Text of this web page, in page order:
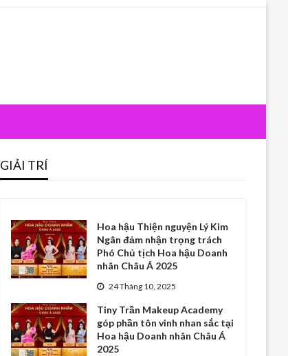
GIẢI TRÍ
Hoa hậu Thiện nguyện Lý Kim
Ngân đảm nhận trọng trách
Phó Chủ tịch Hoa hậu Doanh
nhân Châu Á 2025
24 Tháng 10, 2025
Tiny Trần Makeup Academy
góp phần tôn vinh nhan sắc tại
Hoa hậu Doanh nhân Châu Á
2025